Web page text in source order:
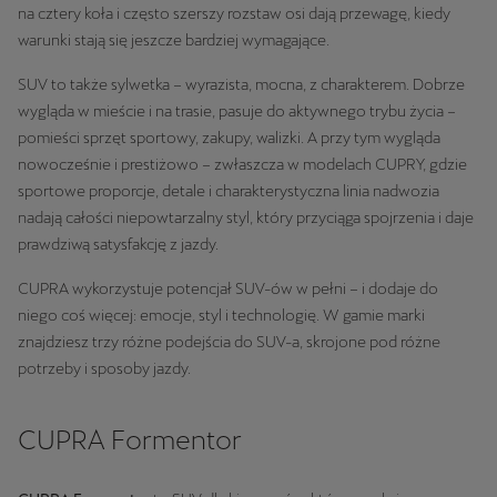
na cztery koła i często szerszy rozstaw osi dają przewagę, kiedy
warunki stają się jeszcze bardziej wymagające.
SUV to także sylwetka – wyrazista, mocna, z charakterem. Dobrze
wygląda w mieście i na trasie, pasuje do aktywnego trybu życia –
pomieści sprzęt sportowy, zakupy, walizki. A przy tym wygląda
nowocześnie i prestiżowo – zwłaszcza w modelach CUPRY, gdzie
sportowe proporcje, detale i charakterystyczna linia nadwozia
nadają całości niepowtarzalny styl, który przyciąga spojrzenia i daje
prawdziwą satysfakcję z jazdy.
CUPRA wykorzystuje potencjał SUV-ów w pełni – i dodaje do
niego coś więcej: emocje, styl i technologię. W gamie marki
znajdziesz trzy różne podejścia do SUV-a, skrojone pod różne
potrzeby i sposoby jazdy.
CUPRA Formentor